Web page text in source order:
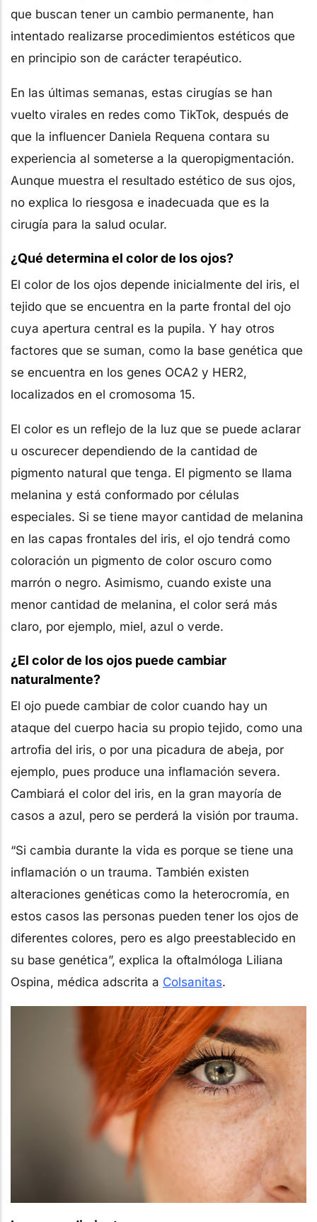
que buscan tener un cambio permanente, han
intentado realizarse procedimientos estéticos que
en principio son de carácter terapéutico.
En las últimas semanas, estas cirugías se han
vuelto virales en redes como TikTok, después de
que la influencer Daniela Requena contara su
experiencia al someterse a la queropigmentación.
Aunque muestra el resultado estético de sus ojos,
no explica lo riesgosa e inadecuada que es la
cirugía para la salud ocular.
¿Qué determina el color de los ojos?
El color de los ojos depende inicialmente del iris, el
tejido que se encuentra en la parte frontal del ojo
cuya apertura central es la pupila. Y hay otros
factores que se suman, como la base genética que
se encuentra en los genes OCA2 y HER2,
localizados en el cromosoma 15.
El color es un reflejo de la luz que se puede aclarar
u oscurecer dependiendo de la cantidad de
pigmento natural que tenga. El pigmento se llama
melanina y está conformado por células
especiales. Si se tiene mayor cantidad de melanina
en las capas frontales del iris, el ojo tendrá como
coloración un pigmento de color oscuro como
marrón o negro. Asimismo, cuando existe una
menor cantidad de melanina, el color será más
claro, por ejemplo, miel, azul o verde.
¿El color de los ojos puede cambiar
naturalmente?
El ojo puede cambiar de color cuando hay un
ataque del cuerpo hacia su propio tejido, como una
artrofia del iris, o por una picadura de abeja, por
ejemplo, pues produce una inflamación severa.
Cambiará el color del iris, en la gran mayoría de
casos a azul, pero se perderá la visión por trauma.
“Si cambia durante la vida es porque se tiene una
inflamación o un trauma. También existen
alteraciones genéticas como la heterocromía, en
estos casos las personas pueden tener los ojos de
diferentes colores, pero es algo preestablecido en
su base genética”, explica la oftalmóloga Liliana
Ospina, médica adscrita a Colsanitas.